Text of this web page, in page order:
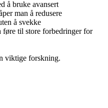
å bruke avansert
man å redusere
å svekke
føre til store forbedringer for
viktige forskning.